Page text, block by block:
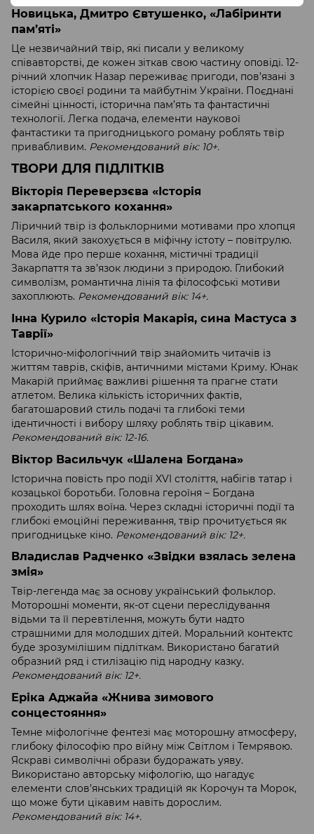
Новицька, Дмитро Євтушенко, «Лабіринти
пам’яті»
Це незвичайний твір, які писали у великому
співавторстві, де кожен зіткав свою частину оповіді. 12-
річний хлопчик Назар переживає пригоди, пов’язані з
історією своєї родини та майбутнім України. Поєднані
сімейні цінності, історична пам’ять та фантастичні
технології. Легка подача, елементи наукової
фантастики та пригодницького роману роблять твір
привабливим. Рекомендований вік: 10+.
ТВОРИ ДЛЯ ПІДЛІТКІВ
Вікторія Переверзєва «Історія
закарпатського кохання»
Ліричний твір із фольклорними мотивами про хлопця
Василя, який закохується в міфічну істоту – повітрулю.
Мова йде про перше кохання, містичні традиції
Закарпаття та зв’язок людини з природою. Глибокий
символізм, романтична лінія та філософські мотиви
захоплюють. Рекомендований вік: 14+.
Інна Курило «Історія Макарія, сина Мастуса з
Таврії»
Історично-міфологічний твір знайомить читачів із
життям таврів, скіфів, античними містами Криму. Юнак
Макарій приймає важливі рішення та прагне стати
атлетом. Велика кількість історичних фактів,
багатошаровий стиль подачі та глибокі теми
ідентичності і вибору шляху роблять твір цікавим.
Рекомендований вік: 12-16.
Віктор Васильчук «Шалена Богдана»
Історична повість про події XVI століття, набігів татар і
козацької боротьби. Головна героїня – Богдана
проходить шлях воїна. Через складні історичні події та
глибокі емоційні переживання, твір прочитується як
пригодницьке кіно. Рекомендований вік: 12+.
Владислав Радченко «Звідки взялась зелена
змія»
Твір-легенда має за основу український фольклор.
Моторошні моменти, як-от сцени переслідування
відьми та її перевтілення, можуть бути надто
страшними для молодших дітей. Моральний контектс
буде зрозумілішим підліткам. Використано багатий
образний ряд і стилізацію під народну казку.
Рекомендований вік: 12+.
Еріка Аджайа «Жнива зимового
сонцестояння»
Темне міфологічне фентезі має моторошну атмосферу,
глибоку філософію про війну між Світлом і Темрявою.
Яскраві символічні образи будоражать уяву.
Використано авторську міфологію, що нагадує
елементи слов’янських традицій як Корочун та Морок,
що може бути цікавим навіть дорослим.
Рекомендований вік: 14+.